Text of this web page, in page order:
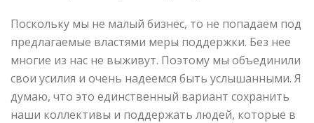
Поскольку мы не малый бизнес, то не попадаем под
предлагаемые властями меры поддержки. Без нее
многие из нас не выживут. Поэтому мы объединили
свои усилия и очень надеемся быть услышанными. Я
думаю, что это единственный вариант сохранить
наши коллективы и поддержать людей, которые в